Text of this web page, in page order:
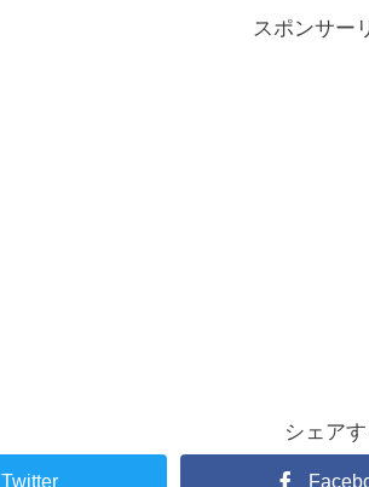
スポンサー
シェア
Twitter